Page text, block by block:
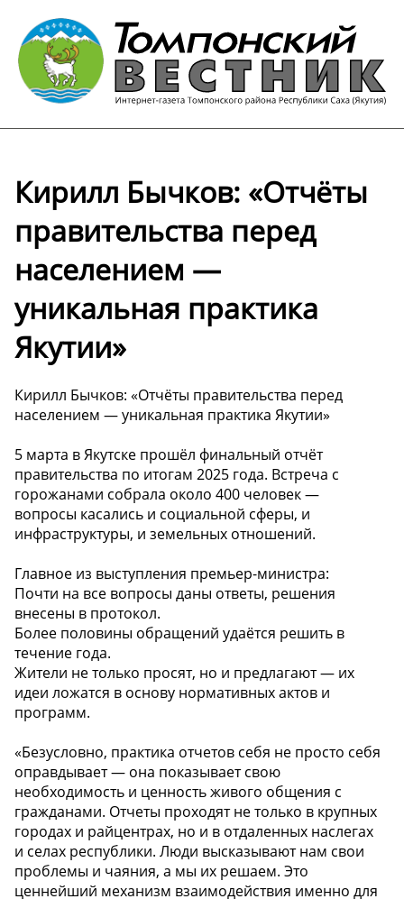
Кирилл Бычков: «Отчёты
правительства перед
населением —
уникальная практика
Якутии»
Кирилл Бычков: «Отчёты правительства перед
населением — уникальная практика Якутии»
5 марта в Якутске прошёл финальный отчёт
правительства по итогам 2025 года. Встреча с
горожанами собрала около 400 человек —
вопросы касались и социальной сферы, и
инфраструктуры, и земельных отношений.
Главное из выступления премьер-министра:
Почти на все вопросы даны ответы, решения
внесены в протокол.
Более половины обращений удаётся решить в
течение года.
Жители не только просят, но и предлагают — их
идеи ложатся в основу нормативных актов и
программ.
«Безусловно, практика отчетов себя не просто себя
оправдывает — она показывает свою
необходимость и ценность живого общения с
гражданами. Отчеты проходят не только в крупных
городах и райцентрах, но и в отдаленных наслегах
и селах республики. Люди высказывают нам свои
проблемы и чаяния, а мы их решаем. Это
ценнейший механизм взаимодействия именно для